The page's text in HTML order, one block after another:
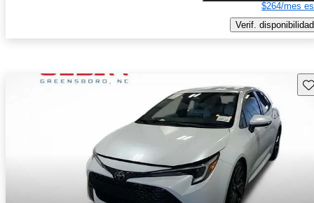
$264/mes
Verif. disponibilidad